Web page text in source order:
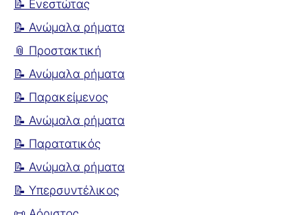
📝 Ενεστώτας
📝 Ανώμαλα ρήματα
📎 Προστακτική
📝 Ανώμαλα ρήματα
📝 Παρακείμενος
📝 Ανώμαλα ρήματα
📝 Παρατατικός
📝 Ανώμαλα ρήματα
📝 Υπερσυντέλικος